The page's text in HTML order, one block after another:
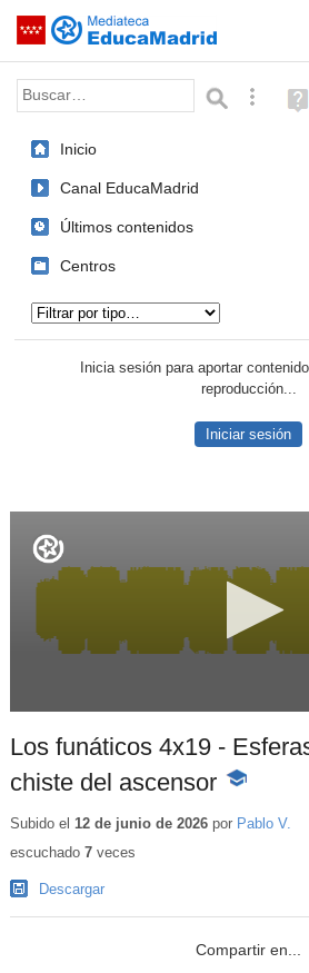
Saltar navegación
Palabra o frase: Búsqueda
(en
Inicio
Canal EducaMadrid
Últimos contenidos
Centros
Inicia sesión para aportar
reproducción...
Iniciar sesión
Los funáticos 4x19 -
chiste del ascensor -
educativo
Subido el 12 de junio de 2026por Pablo V.
escuchado 7veces
Descargar